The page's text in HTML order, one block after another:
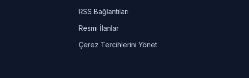
RSS Bağlantıları
Resmi İlanlar
Çerez Tercihlerini Yönet